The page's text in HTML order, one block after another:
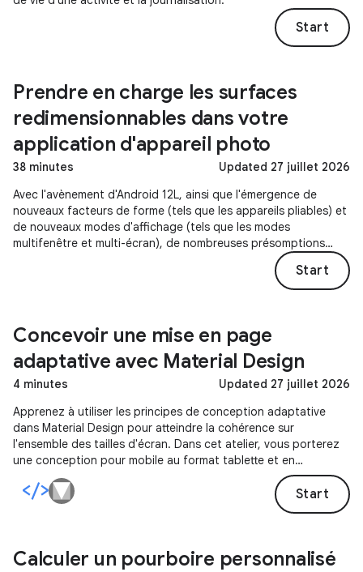
Start
Prendre en charge les surfaces
redimensionnables dans votre
application d'appareil photo
38 minutes
Updated 27 juillet 2026
Avec l'avènement d'Android 12L, ainsi que l'émergence de
nouveaux facteurs de forme (tels que les appareils pliables) et
de nouveaux modes d'affichage (tels que les modes
multifenêtre et multi-écran), de nombreuses présomptions
concernant la relation entre la sortie de l'appareil photo et la
surface d'affichage doivent être remises en question.Start
Concevoir une mise en page
adaptative avec Material Design
4 minutes
Updated 27 juillet 2026
Apprenez à utiliser les principes de conception adaptative
dans Material Design pour atteindre la cohérence sur
l'ensemble des tailles d'écran. Dans cet atelier, vous porterez
une conception pour mobile au format tablette et en
apprendrez davantage sur la grille responsive, les schémas de
mise en page adaptative et les composants corrects.Start
Calculer un pourboire personnalisé